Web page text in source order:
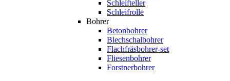
Schleifteller
Schleifrolle
Bohrer
Betonbohrer
Blechschalbohrer
Flachfräsbohrer-set
Fliesenbohrer
Forstnerbohrer